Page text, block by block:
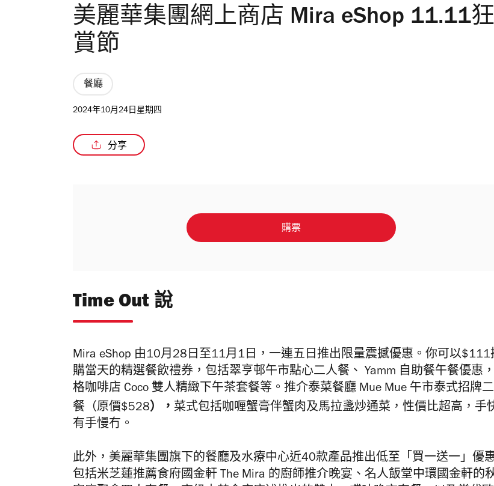
美麗華集團網上商店 Mira eShop 11.11狂
賞節
餐廳
2024年10月24日星期四
分享
購票
Time Out 說
Mira eShop 由10月 28 日至11月 1日， 一連五日推出限量震撼優惠。你可以$111
購當天的精選餐飲禮券， 包括翠亨邨午市點心二人餐、 Yamm 自助餐午餐優惠，
格咖啡店 Coco 雙人精緻下午茶套餐等。推介泰菜餐廳 Mue Mue 午市泰式招牌
餐（原價$528）， 菜式包括咖喱蟹膏伴蟹肉及馬拉盞炒通菜，性價比超高，手
有手慢冇。
此外， 美麗華集團旗下的餐廳及水療中心近40款產品推出低至「 買一送一」優
包括米芝蓮推薦食府國金軒 The Mira 的廚師推介晚宴、名人飯堂中環國金軒的